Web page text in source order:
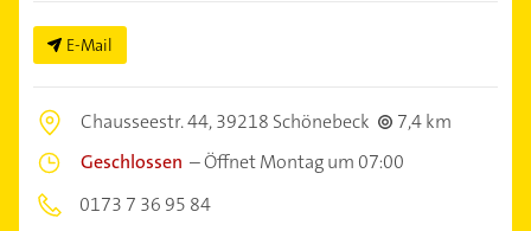
E-Mail
Chausseestr. 44,39218 Schönebeck
7,4 km
Geschlossen –Öffnet Montag um 07:00
0173 7 36 95 84